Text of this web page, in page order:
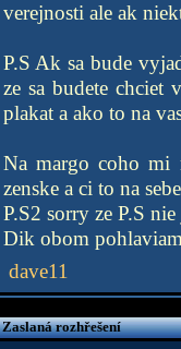
verejnosti ale ak
P.S Ak sa bude
ze sa budete chciet
plakat a ako to na
Na margo coho mi
zenske a ci to na
P.S2 sorry ze P.S
Dik obom pohlaviam
dave11
Zaslaná rozhřešení